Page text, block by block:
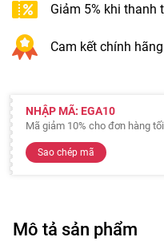
Giảm 5% khi thanh
Cam kết chính hãng
NHẬP MÃ: EGA10
Mã giảm 10% cho đơn hàng
Sao chép mã
Mô tả sản phẩm